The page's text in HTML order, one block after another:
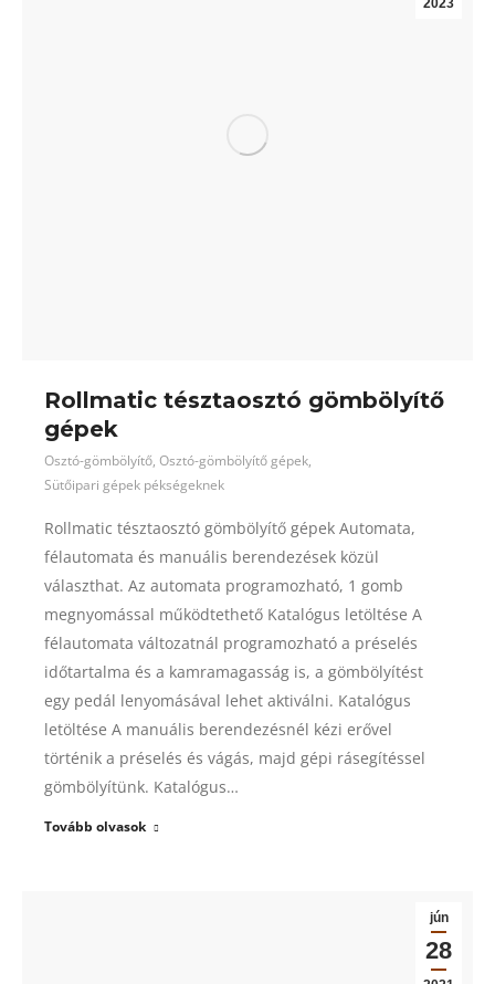
2023
Rollmatic tésztaosztó gömbölyítő
gépek
Osztó-gömbölyítő, Osztó-gömbölyítő gépek,
Sütőipari gépek pékségeknek
Rollmatic tésztaosztó gömbölyítő gépek Automata,
félautomata és manuális berendezések közül
választhat. Az automata programozható, 1 gomb
megnyomással működtethető Katalógus letöltése A
félautomata változatnál programozható a préselés
időtartalma és a kamramagasság is, a gömbölyítést
egy pedál lenyomásával lehet aktiválni. Katalógus
letöltése A manuális berendezésnél kézi erővel
történik a préselés és vágás, majd gépi rásegítéssel
gömbölyítünk. Katalógus…
Tovább olvasok
jún
28